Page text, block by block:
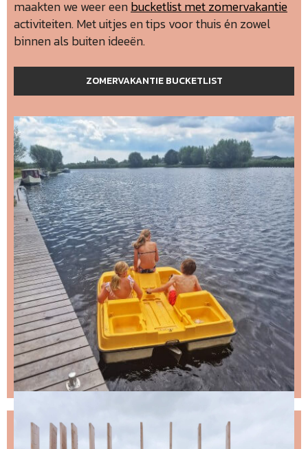
maakten we weer eenbucketlist met zomervakantie
activiteiten. Met uitjes en tips voor thuis én zowel
binnen als buiten ideeën.
ZOMERVAKANTIE BUCKETLIST
NIKS LEUKS MISSEN?